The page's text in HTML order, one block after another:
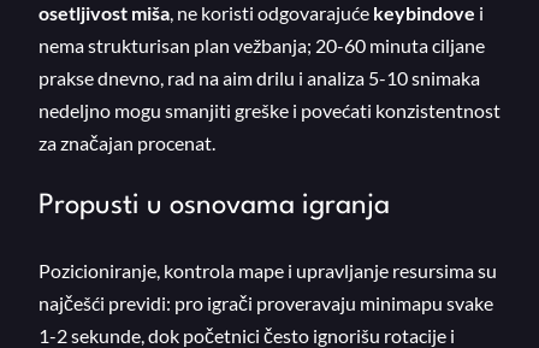
osetljivost miša, ne koristi odgovarajuće keybindove i
nema strukturisan plan vežbanja; 20-60 minuta ciljane
prakse dnevno, rad na aim drilu i analiza 5-10 snimaka
nedeljno mogu smanjiti greške i povećati konzistentnost
za značajan procenat.
Propusti u osnovama igranja
Pozicioniranje, kontrola mape i upravljanje resursima su
najčešći previdi: pro igrači proveravaju minimapu svake
1-2 sekunde, dok početnici često ignorišu rotacije i